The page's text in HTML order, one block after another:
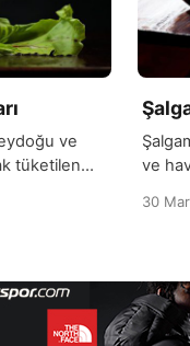
ve
tüketilen
de
Bu
tadını
ve
aynı
30